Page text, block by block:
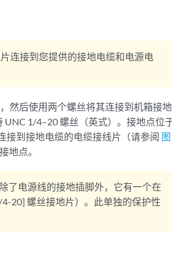
连接到您提供的接地电缆和电源电
然后使用两个螺丝将其连接到机箱接地
1/4–20 螺丝（英式）。接地点位
接到接地电缆的电缆接线片（请参阅 图
地点。
了电源线的接地插脚外，它有一个在
20] 螺丝接地片）。此单独的保护性